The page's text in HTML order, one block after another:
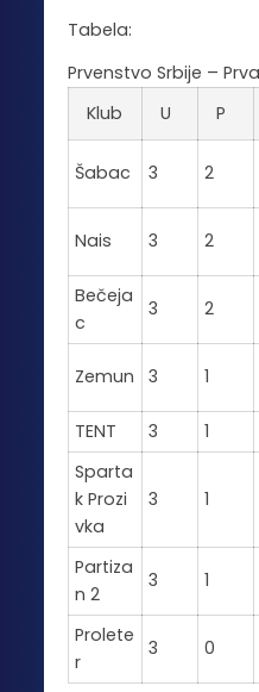
Tabela:
Prvenstvo Srbije –
Klub
U P
Šabac 3 2
Nais 3 2
Bečeja
c
3 2
Zemun 3 1
TENT 3 1
Sparta
k Prozi
vka
3 1
Partiza
n 2
3 1
Prolete
r
3 0